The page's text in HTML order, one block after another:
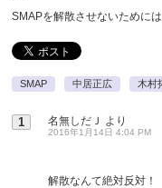
SMAPを解散させないために
SMAP 中居正広 木村
1 名無しだＪ より
2016年1月14日 4:04 PM
解散なんて絶対反対！